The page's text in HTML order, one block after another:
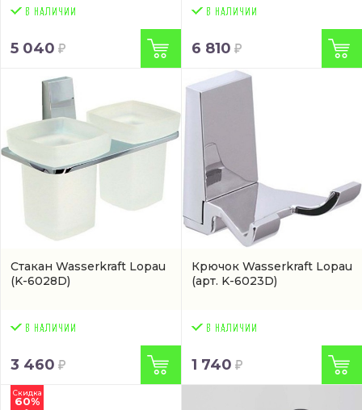
5 040 6 810
Стакан Wasserkraft Lopau
(K-6028D)
3 460
Крючок Wasserkraft Lopau
(арт. K-6023D)
1 740
Скидка
60%